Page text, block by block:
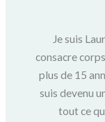
Je suis
consacre
plus de 15
suis devenu
tout ce